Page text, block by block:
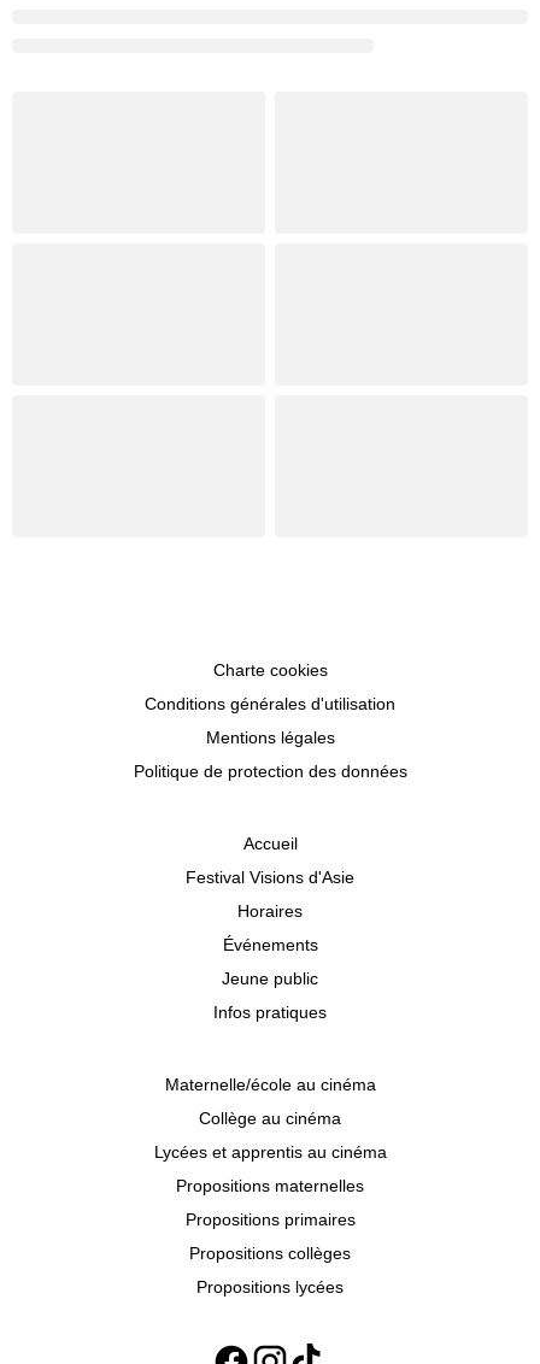
Charte cookies
Conditions générales d'utilisation
Mentions légales
Politique de protection des données
Accueil
Festival Visions d'Asie
Horaires
Événements
Jeune public
Infos pratiques
Maternelle/école au cinéma
Collège au cinéma
Lycées et apprentis au cinéma
Propositions maternelles
Propositions primaires
Propositions collèges
Propositions lycées